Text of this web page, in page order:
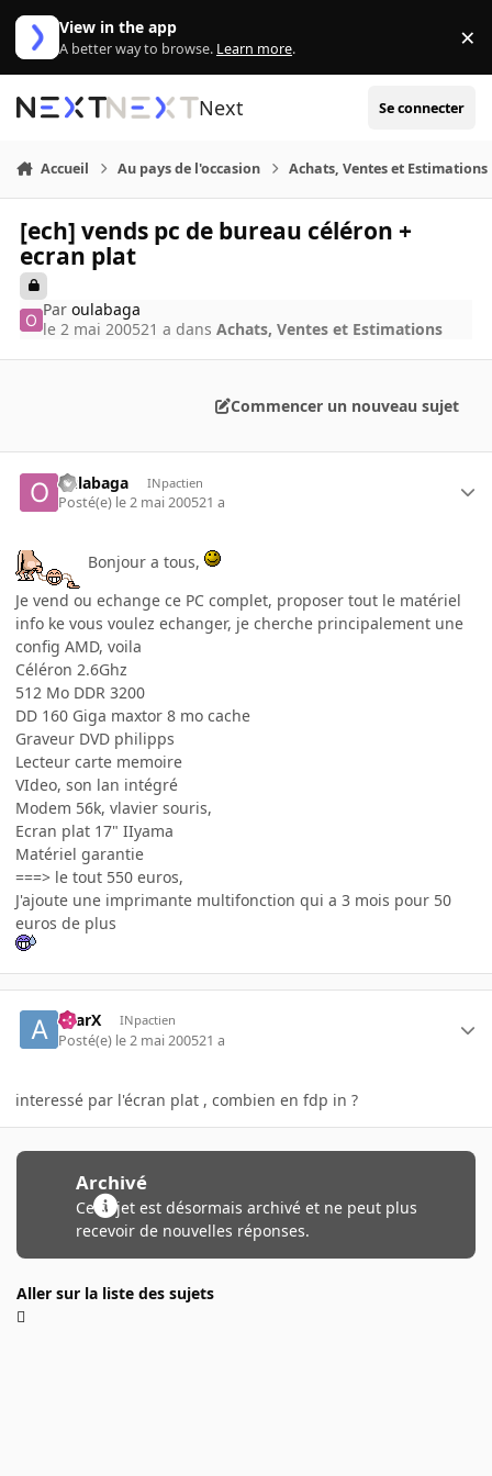
Aller au contenu
View in the app
A better way to browse. Learn more. ×
Next Se connecter
Accueil Au pays de l'occasion Achats, Ventes et Estimations
[ech] vends pc de bureau céléron +
ecran plat
Paroulabaga
le 2 mai 200521 a dansAchats, Ventes et Estimations
Commencer un nouveau sujet
oulabaga INpactien
Posté(e) le 2 mai 200521 a
Bonjour a tous,
Je vend ou echange ce PC complet, proposer tout le matériel
info ke vous voulez echanger, je cherche principalement une
config AMD, voila
Céléron 2.6Ghz
512 Mo DDR 3200
DD 160 Giga maxtor 8 mo cache
Graveur DVD philipps
Lecteur carte memoire
VIdeo, son lan intégré
Modem 56k, vlavier souris,
Ecran plat 17" IIyama
Matériel garantie
===> le tout 550 euros,
J'ajoute une imprimante multifonction qui a 3 mois pour 50
euros de plus
aYarX INpactien
Posté(e) le 2 mai 200521 a
interessé par l'écran plat , combien en fdp in ?
Archivé
Ce sujet est désormais archivé et ne peut plus
recevoir de nouvelles réponses.
Aller sur la liste des sujets